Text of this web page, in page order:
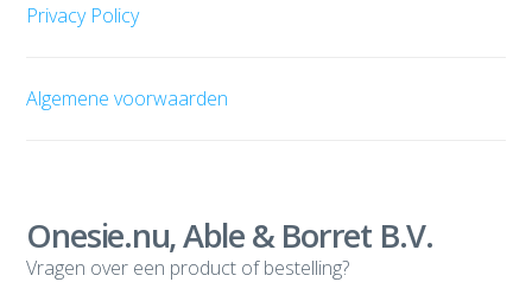
Privacy Policy
Algemene voorwaarden
Onesie.nu, Able & Borret B.V.
Vragen over een product of bestelling?